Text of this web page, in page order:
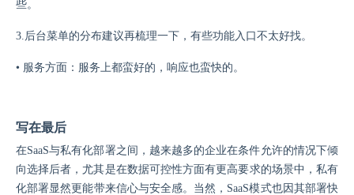
些。
3.后台菜单的分布建议再梳理一下，有些功能入口不太好找。
• 服务方面：服务上都蛮好的，响应也蛮快的。
写在最后
在SaaS与私有化部署之间，越来越多的企业在条件允许的情况下倾
向选择后者，尤其是在数据可控性方面有更高要求的场景中，私有
化部署显然更能带来信心与安全感。当然，SaaS模式也因其部署快